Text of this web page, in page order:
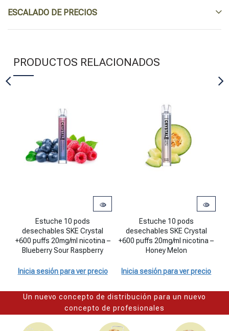
ESCALADO DE PRECIOS
PRODUCTOS RELACIONADOS
Estuche 10 pods desechables SKE Crystal +600 puffs 20mg/ml
Estuche 10 pods
desechables SKE Crystal
+600 puffs 20mg/ml nicotina –
Blueberry Sour Raspberry
Inicia sesión para ver precio
Estuche 10 pods desechables
Estuche 10 pods
desechables SKE Crystal
+600 puffs 20mg/ml nicotina –
Honey Melon
Inicia sesión para ver precio
Un nuevo concepto de distribución para un nuevo
concepto de profesionales